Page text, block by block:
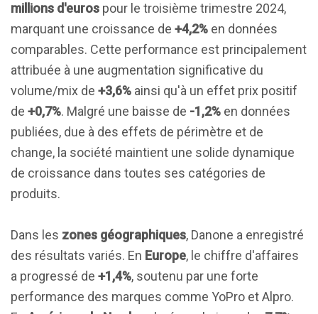
millions d'euros pour le troisième trimestre 2024,
marquant une croissance de +4,2% en données
comparables. Cette performance est principalement
attribuée à une augmentation significative du
volume/mix de +3,6% ainsi qu'à un effet prix positif
de +0,7%. Malgré une baisse de -1,2% en données
publiées, due à des effets de périmètre et de
change, la société maintient une solide dynamique
de croissance dans toutes ses catégories de
produits.
Dans les zones géographiques, Danone a enregistré
des résultats variés. En Europe, le chiffre d'affaires
a progressé de +1,4%, soutenu par une forte
performance des marques comme YoPro et Alpro.